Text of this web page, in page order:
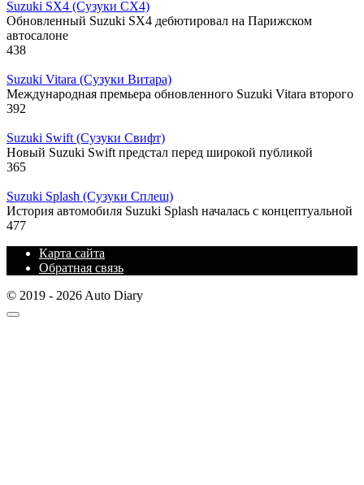
Suzuki SX4 (Сузуки СХ4)
Обновленный Suzuki SX4 дебютировал на Парижском
автосалоне
438
Suzuki Vitara (Сузуки Витара)
Международная премьера обновленного Suzuki Vitara второго
392
Suzuki Swift (Сузуки Свифт)
Новый Suzuki Swift предстал перед широкой публикой
365
Suzuki Splash (Сузуки Сплеш)
История автомобиля Suzuki Splash началась с концептуальной
477
Карта сайта
Обратная связь
© 2019 - 2026 Auto Diary